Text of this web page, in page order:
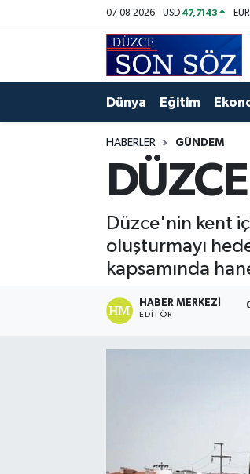
07-08-2026 USD 47,7143 EUR
Dünya Eğitim
HABERLER GÜNDEM
Düzce'nin kent
oluşturmayı
kapsamında
HABER MERKEZI
EDITÖR
Gizlilik Sözleşmesi
Video Galeri
Akçakoca Nöbetçi Eczaneler
Akçakoca Hava Durumu
Akçakoca Trafik Yoğunluk Haritası
Süper Lig Puan Durumu ve Fikstür
Tüm Manşetler
Son Dakika Haberleri
Haber Arşivi